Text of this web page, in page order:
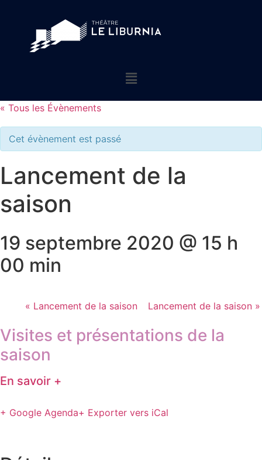
« Tous les Évènements
Cet évènement est passé
Lancement de la
saison
19 septembre 2020 @ 15 h
00 min
« Lancement de la saison Lancement de la saison »
Visites et présentations de la
saison
En savoir +
+ Google Agenda+ Exporter vers iCal